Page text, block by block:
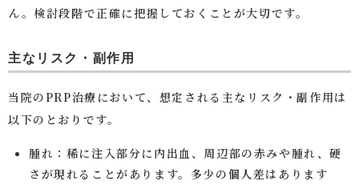
ん。検討段階で正確に把握しておくことが大切です。
主なリスク・副作用
当院のPRP治療において、想定される主なリスク・副作用は
以下のとおりです。
腫れ：稀に注入部分に内出血、周辺部の赤みや腫れ、硬
さが現れることがあります。多少の個人差はあります